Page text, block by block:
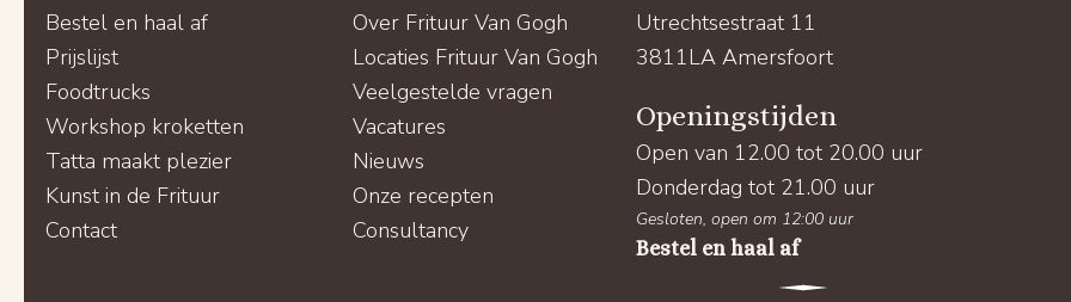
Bestel en haal af
Prijslijst
Foodtrucks
Workshop kroketten
Tatta maakt plezier
Kunst in de Frituur
Contact
Over Frituur Van Gogh
Locaties Frituur Van Gogh
Veelgestelde vragen
Vacatures
Nieuws
Onze recepten
Consultancy
Utrechtsestraat 11
3811LA Amersfoort
Openingstijden
Open van 12.00 tot 20.00 uur
Donderdag tot 21.00 uur
Gesloten, open om 12:00 uur
Bestel en haal af